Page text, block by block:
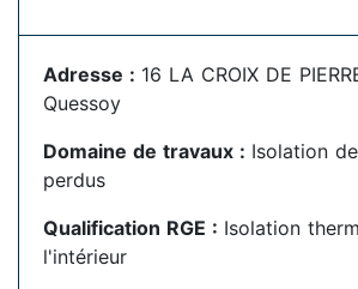
Adresse : 16 LA CROIX DE
Quessoy
Domaine de travaux : Isolation
perdus
Qualification RGE : Isolation
l'intérieur